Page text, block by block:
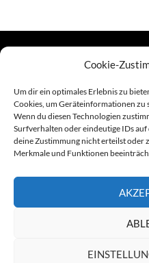
Cookie-
Um dir ein optimales Erlebnis zu
Cookies, um Geräteinformationen
Wenn du diesen Technologien
Surfverhalten oder eindeutige IDs
deine Zustimmung nicht erteilst oder
Merkmale und Funktionen
Links
Amiga (alt in Seite)
Amiga-News
Foto-Spaziergänge (Mainzauber)